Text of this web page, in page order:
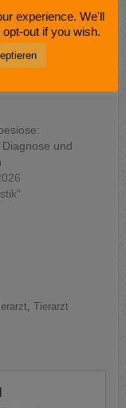
und
Tierarzt
experience. We'll
out if you wish.